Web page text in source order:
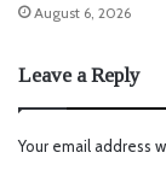
August 6, 2026
Leave a Reply
Your email address